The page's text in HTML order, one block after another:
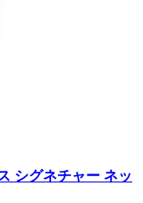
シグネチャー ネッ